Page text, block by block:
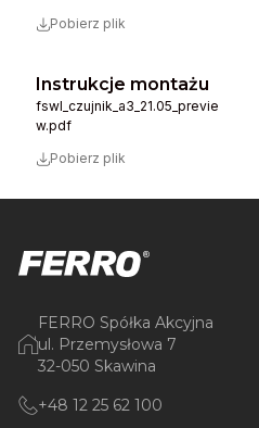
Pobierz plik
Instrukcje montażu
fswl_czujnik_a3_21.05_previe
w.pdf
Pobierz plik
FERRO Spółka Akcyjna
ul. Przemysłowa 7
32-050 Skawina
+48 12 25 62 100